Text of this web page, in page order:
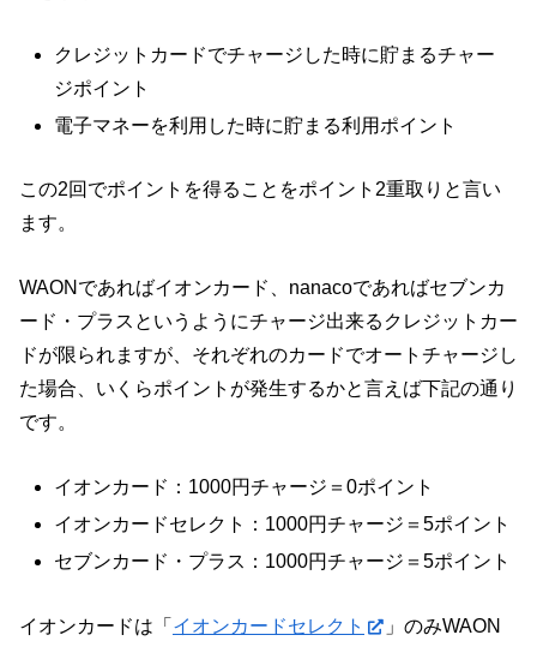
クレジットカードでチャージした時に貯まるチャー
ジポイント
電子マネーを利用した時に貯まる利用ポイント
この2回でポイントを得ることをポイント2重取りと言い
ます。
WAONであればイオンカード、nanacoであればセブンカ
ード・プラスというようにチャージ出来るクレジットカー
ドが限られますが、それぞれのカードでオートチャージし
た場合、いくらポイントが発生するかと言えば下記の通り
です。
イオンカード：1000円チャージ＝0ポイント
イオンカードセレクト：1000円チャージ＝5ポイント
セブンカード・プラス：1000円チャージ＝5ポイント
イオンカードは「 イオンカードセレクト
」のみWAON